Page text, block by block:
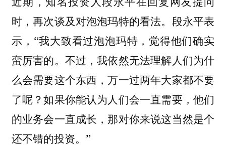
时，再次谈及对泡泡玛特的看法。段永平表
示，“我大致看过泡泡玛特，觉得他们确实
蛮厉害的。不过，我依然无法理解人们为什
么会需要这个东西，万一过两年大家都不要
了呢？如果你能认为人们会一直需要，他们
的业务会一直成长，那对你来说这当然是个
还不错的投资。”